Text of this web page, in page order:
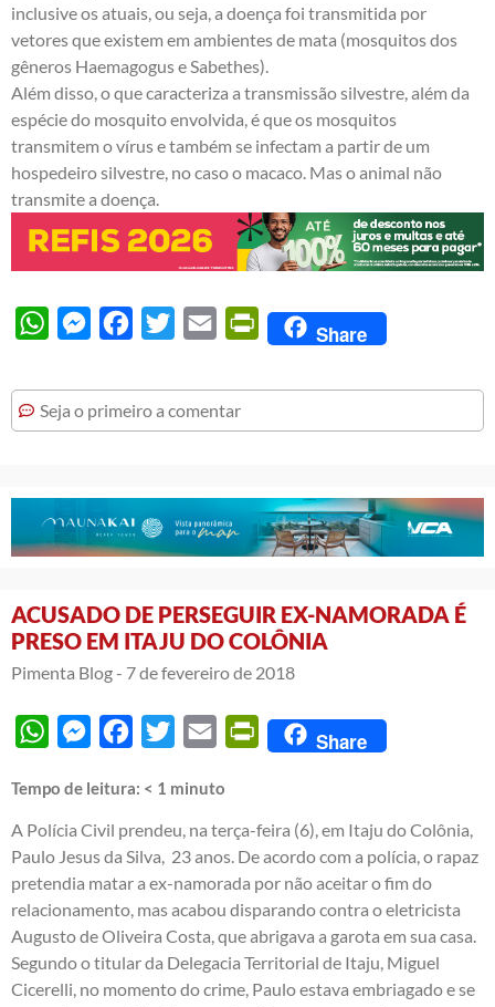
inclusive os atuais, ou seja, a doença foi transmitida por
vetores que existem em ambientes de mata (mosquitos dos
gêneros Haemagogus e Sabethes).
Além disso, o que caracteriza a transmissão silvestre, além da
espécie do mosquito envolvida, é que os mosquitos
transmitem o vírus e também se infectam a partir de um
hospedeiro silvestre, no caso o macaco. Mas o animal não
transmite a doença.
WhatsAppMessengerFacebook
Twitter Email PrintFriendly
Share
Seja o primeiro a comentar
ACUSADO DE PERSEGUIR EX-NAMORADA É
PRESO EM ITAJU DO COLÔNIA
Pimenta Blog - 7 de fevereiro de 2018
WhatsAppMessengerFacebook
Twitter Email PrintFriendly
Share
Tempo de leitura: < 1 minuto
A Polícia Civil prendeu, na terça-feira (6), em Itaju do Colônia,
Paulo Jesus da Silva, 23 anos. De acordo com a polícia, o rapaz
pretendia matar a ex-namorada por não aceitar o fim do
relacionamento, mas acabou disparando contra o eletricista
Augusto de Oliveira Costa, que abrigava a garota em sua casa.
Segundo o titular da Delegacia Territorial de Itaju, Miguel
Cicerelli, no momento do crime, Paulo estava embriagado e se